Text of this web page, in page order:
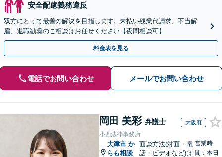
安全配慮義務違反
双方にとって最善の解決を目指します。未払い残業代請求、不当解
雇、退職勧奨のご相談はお任せください【夜間相談可】
料金表を見る
電話でお問い合わせ メールでお問い合わせ
岡田 美彩 弁護士 大阪府
小西法律事務所
大津市 か
らも相談
面談方法(対面・電
話・ビデオなど)は
営業時
間：本日